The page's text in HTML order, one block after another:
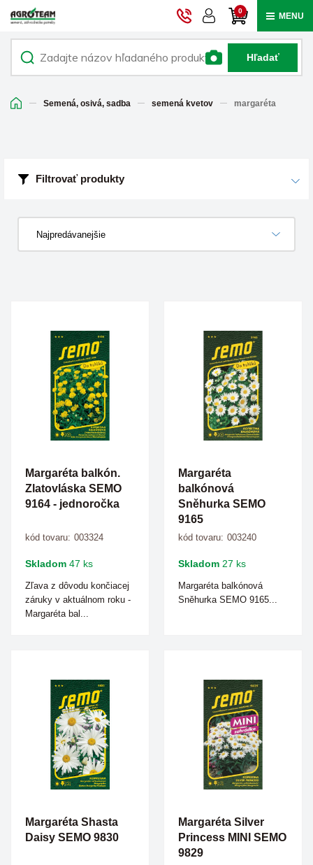
0 MENU
Hľadať
Semená, osivá, sadba semená kvetov margaréta
Filtrovať produkty
Najpredávanejšie
Margaréta balkón.
Zlatovláska SEMO
9164 - jednoročka
kód tovaru: 003324
Skladom 47 ks
Zľava z dôvodu končiacej
záruky v aktuálnom roku -
Margaréta bal...
Margaréta
balkónová
Sněhurka SEMO
9165
kód tovaru: 003240
Skladom 27 ks
Margaréta balkónová
Sněhurka SEMO 9165...
Margaréta Shasta
Daisy SEMO 9830
Margaréta Silver
Princess MINI SEMO
9829